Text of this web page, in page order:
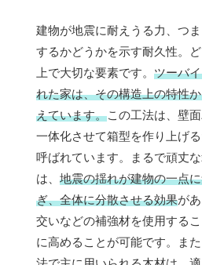
建物が地震に耐えうる力、つ
するかどうかを示す耐久性。
上で大切な要素です。 ツーバ
れた家は、その構造上の特性
えています。この工法は、壁
一体化させて箱型を作り上げ
呼ばれています。まるで頑丈
は、 地震の揺れが建物の一点
ぎ、全体に分散させる効果が
交いなどの補強材を使用する
に高めることが可能です。ま